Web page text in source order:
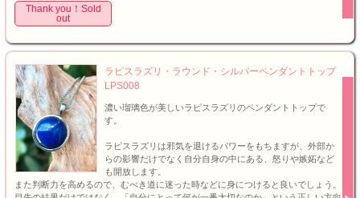
Thank you！Sold
out
ラピスラズリ・ラウンド・シルバーペンダントトップ
LPS008
濃い瑠璃色が美しいラピスラズリのペンダントトップで
す。
ラピスラズリは邪気を退けるパワーをもちますが、外部か
らの影響だけでなく自分自身の中にある、怒りや嫉妬など
も開放します。
また判断力を高めるので、むべき道に迷った時などに身につけると良いでしょう。